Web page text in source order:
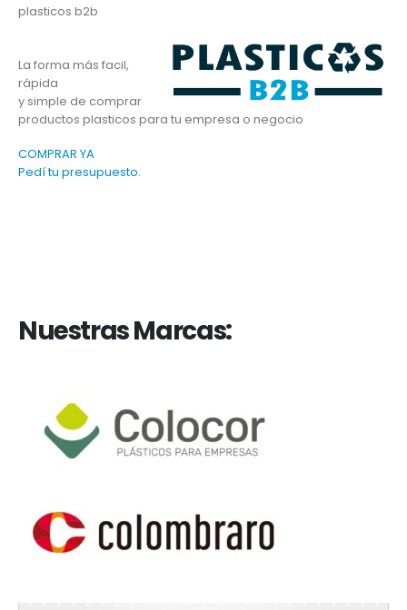
plasticos b2b
La forma más facil,
rápida
y simple de comprar
productos plasticos para tu empresa o negocio
COMPRAR YA
Pedí tu presupuesto.
Nuestras Marcas: